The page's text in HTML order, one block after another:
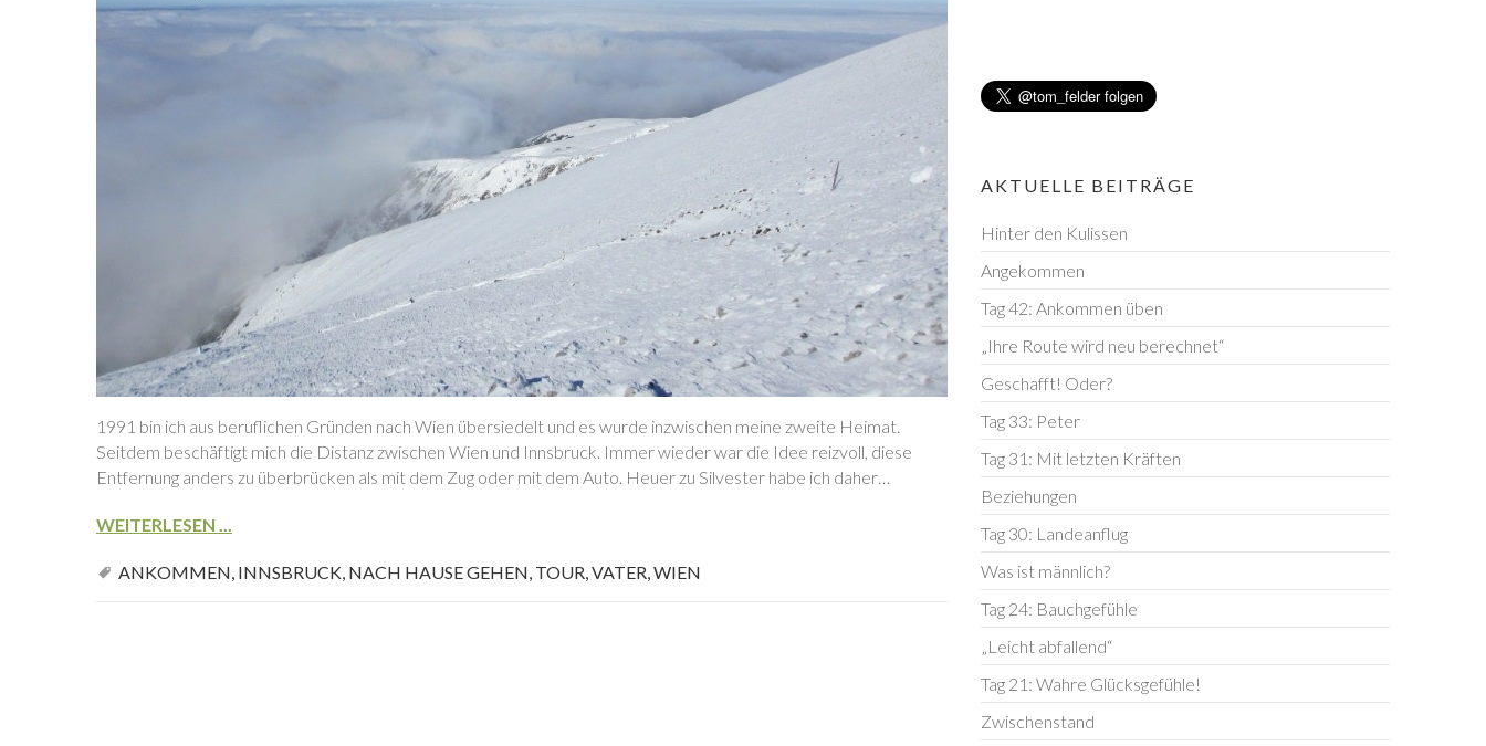
1991 bin ich aus beruflichen Gründen nach Wien übersiedelt und es wurde inzwischen meine zweite Heimat.
Seitdem beschäftigt mich die Distanz zwischen Wien und Innsbruck. Immer wieder war die Idee reizvoll, diese
Entfernung anders zu überbrücken als mit dem Zug oder mit dem Auto. Heuer zu Silvester habe ich daher…
WEITERLESEN ...
ANKOMMEN INNSBRUCK NACH HAUSE GEHEN TOUR VATER WIEN
AKTUELLE BEITRÄGE
Hinter den Kulissen
Angekommen
Tag 42: Ankommen üben
„Ihre Route wird neu berechnet“
Geschafft! Oder?
Tag 33: Peter
Tag 31: Mit letzten Kräften
Beziehungen
Tag 30: Landeanflug
Was ist männlich?
Tag 24: Bauchgefühle
„Leicht abfallend“
Tag 21: Wahre Glücksgefühle!
Zwischenstand